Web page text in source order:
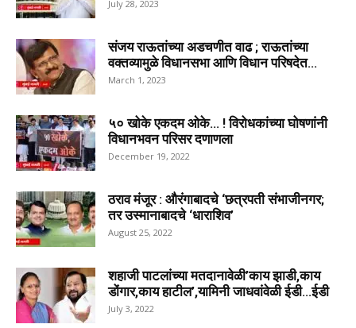
July 28, 2023
संजय राऊतांच्या अडचणीत वाढ ; राऊतांच्या
वक्तव्यामुळे विधानसभा आणि विधान परिषदेत...
March 1, 2023
५० खोके एकदम ओके… ! विरोधकांच्या घोषणांनी
विधानभवन परिसर दणाणला
December 19, 2022
ठराव मंजूर : औरंगाबादचे ‘छत्रपती संभाजीनगर;
तर उस्मानाबादचे ‘धाराशिव’
August 25, 2022
शहाजी पाटलांच्या मतदानावेळी’काय झाडी,काय
डोंगार,काय हाटील’,यामिनी जाधवांवेळी ईडी…ईडी
July 3, 2022